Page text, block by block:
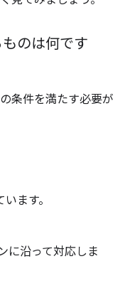
のは何です
条件を満たす必要が
ます。
に沿って対応しま